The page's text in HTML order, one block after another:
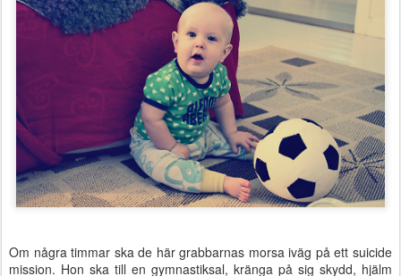
Om några timmar ska de här grabbarnas morsa iväg på ett suicide
mission. Hon ska till en gymnastiksal, kränga på sig skydd, hjälm